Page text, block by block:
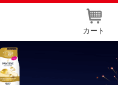
カート